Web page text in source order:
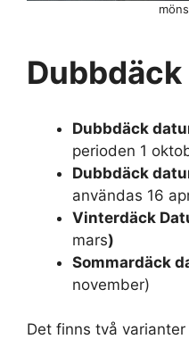
Dubbdäck
Dubbdäck
perioden 1
Dubbdäck
användas 16
Vinterdäck
mars)
Sommardäck
november)
Det finns två